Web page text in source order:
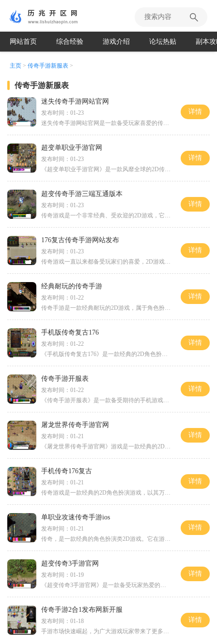
网站首页 综合经验 游戏介绍 论坛热贴 副本
主页 > 传奇手游新服表 >
传奇手游新服表
迷失传奇手游网站官网
发布时间：01-23
迷失传奇手游网站官网是一款备受玩家喜爱的传奇类2D游戏，在这里你可以体验到真实的角色扮演游戏乐趣。这款游戏具有万人在线和玩家互动功能，让你能够与其他玩家一起组队闯关、
详情
超变单职业手游官网
发布时间：01-23
《超变单职业手游官网》是一款风靡全球的2D传奇角色扮演游戏，以其丰富多样的玩法和令人兴奋的万人在线互动而备受玩家喜爱。游戏中的传奇玩法不仅让玩家重温了经典的传奇游戏情
详情
超变传奇手游三端互通版本
发布时间：01-23
传奇游戏是一个非常经典、受欢迎的2D游戏，它采用了角色扮演的方式，可以让玩家身临其境地参与到游戏中去。这款游戏以其万人在线、玩家互动的特点而广受欢迎。而最近推出的超变
详情
176复古传奇手游网站发布
发布时间：01-23
传奇游戏一直以来都备受玩家们的喜爱，2D游戏《复古传奇》更是备受关注。《复古传奇》手游在176平台上发布了，引起了无数玩家的关注和期待。作为一款典型的角色扮演类游戏，《复
详情
经典耐玩的传奇手游
发布时间：01-22
传奇手游是一款经典耐玩的2D游戏，属于角色扮演类型的游戏。这款游戏最大的特点就是可以实现玩家之间的万人在线互动，给玩家带来了更加真实、刺激的游戏体验。在传奇手游中，玩
详情
手机版传奇复古176
发布时间：01-22
《手机版传奇复古176》是一款经典的2D角色扮演游戏，拥有万人在线的玩家互动场景。该游戏以其独特的玩法和精彩的剧情吸引了众多玩家的关注。它将传奇游戏的经典元素和创新的玩法
详情
传奇手游开服表
发布时间：01-22
《传奇手游开服表》是一款备受期待的手机游戏，为广大游戏爱好者带来了全新的游戏体验。这款游戏继承了传奇游戏的经典元素，加入了更多创新的玩法，让玩家们能够在手机上享受
详情
屠龙世界传奇手游官网
发布时间：01-21
《屠龙世界传奇手游官网》游戏是一款经典的2D游戏，以角色扮演为主题，让玩家在一个虚拟的游戏世界中展开冒险。这款游戏以其万人在线的特点而闻名，玩家可以与其他玩家进行互动
详情
手机传奇176复古
发布时间：01-21
传奇游戏是一款经典的2D角色扮演游戏，以其万人在线和玩家互动的特点而备受瞩目。手机传奇176复古版本是该游戏的一个经典复刻，让玩家们能够重温传奇的经典魅力。我们来看一下传
详情
单职业攻速传奇手游ios
发布时间：01-21
传奇，是一款经典的角色扮演类2D游戏。它在游戏界有着极高的人气，不仅因为它采用了经典的像素风格，更因为它融合了万人在线的玩法和玩家之间的互动，让玩家能够尽情畅想和挑战
详情
超变传奇3手游官网
发布时间：01-19
《超变传奇3手游官网》是一款备受玩家热爱的传奇游戏手游。作为一款以2D游戏的形式呈现的角色扮演游戏，它继承了经典的传奇玩法，同时还加入了许多创新和新颖的元素。官网通过
详情
传奇手游2合1发布网新开服
发布时间：01-18
手游市场快速崛起，为广大游戏玩家带来了更多的选择与乐趣。而随着玩家对于传奇手游的热爱与需求不断增加，一款备受期待的传奇手游2合1发布网终于隆重登场，引起了广大玩家的狂
详情